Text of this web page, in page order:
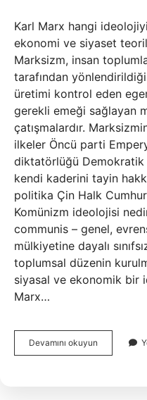
Karl Marx hangi
ekonomi ve siyaset
Marksizm, insan
tarafından
üretimi kontrol eden
gerekli emeği sağlayan
çatışmalardır.
ilkeler Öncü parti
diktatörlüğü
kendi kaderini tayin
politika Çin Halk
Komünizm ideolojisi
communis – genel,
mülkiyetine dayalı
toplumsal düzenin
siyasal ve ekonomik bir
Marx…
Devamını okuyun
Marx